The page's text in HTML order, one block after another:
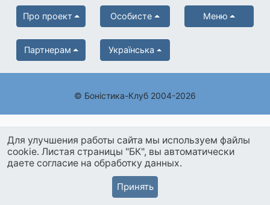
Про проект Особисте Меню
Партнерам Українська
© Боністика-Клуб 2004-2026
Для улучшения работы сайта мы используем файлы
cookie. Листая страницы "БК", вы автоматически
даете согласие на обработку данных.
Принять